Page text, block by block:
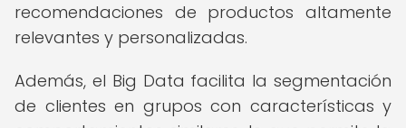
recomendaciones de productos altamente
relevantes y personalizadas.
Además, el Big Data facilita la segmentación
de clientes en grupos con características y